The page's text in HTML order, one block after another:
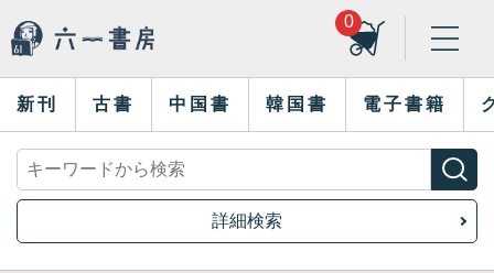
0
新刊 古書 中国書 韓国書 電子書籍
詳細検索